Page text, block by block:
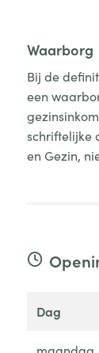
Waarborg
Bij de
een
schriftelijke
en Gezin,
dag